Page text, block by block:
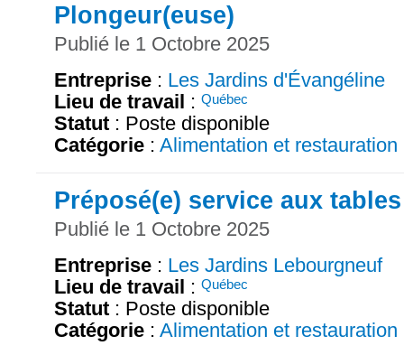
Plongeur(euse)
Publié le 1 Octobre 2025
Entreprise : Les Jardins d'Évangéline
Lieu de travail : Québec
Statut : Poste disponible
Catégorie : Alimentation et restauration
Préposé(e) service aux tables
Publié le 1 Octobre 2025
Entreprise : Les Jardins Lebourgneuf
Lieu de travail : Québec
Statut : Poste disponible
Catégorie : Alimentation et restauration